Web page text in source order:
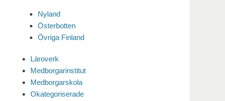
Nyland
Österbotten
Övriga Finland
Läroverk
Medborgarinstitut
Medborgarskola
Okategoriserade